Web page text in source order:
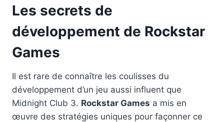
Les secrets de
développement de Rockstar
Games
Il est rare de connaître les coulisses du
développement d’un jeu aussi influent que
Midnight Club 3. Rockstar Games a mis en
œuvre des stratégies uniques pour façonner ce